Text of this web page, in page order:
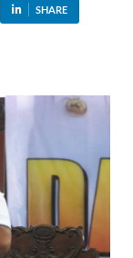
SHARE